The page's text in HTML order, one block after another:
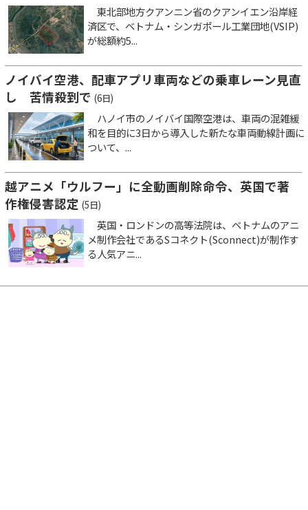
東北部地方クアンニン省のクアンイエン沿岸経
済区で、ベトナム・シンガポール工業団地(VSIP)
が総額約5...
ノイバイ空港、配車アプリ車両などの乗車レーン見直
し 苦情殺到で (6日)
ハノイ市のノイバイ国際空港は、車両の混雑緩
和を目的に3日から導入した新たな車両動線計画に
ついて、...
越アニメ「ウルフー」に全動画削除命令、英国で著
作権侵害認定 (5日)
英国・ロンドンの高等法院は、ベトナムのアニ
メ制作会社であるSコネクト(Sconnect)が制作す
る人気アニ...